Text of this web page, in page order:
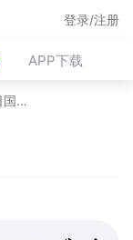
APP下载
登录/注册
2020年3月22日国内外时政考点